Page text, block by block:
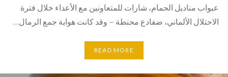
عبواب مناديل الحمام، شارات للمتعاونين مع الأعداء خلال فترة
الاحتلال الألماني، ضفادع محنطة – وقد كانت هواية جمع الرمال…
READ MORE